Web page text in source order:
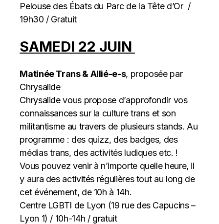
Pelouse des Ébats du Parc de la Tête d’Or /
19h30 / Gratuit
SAMEDI 22 JUIN
Matinée Trans & Allié-e-s, proposée par
Chrysalide
Chrysalide vous propose d’approfondir vos
connaissances sur la culture trans et son
militantisme au travers de plusieurs stands. Au
programme : des quizz, des badges, des
médias trans, des activités ludiques etc. !
Vous pouvez venir à n’importe quelle heure, il
y aura des activités régulières tout au long de
cet événement, de 10h à 14h.
Centre LGBTI de Lyon (19 rue des Capucins –
Lyon 1) / 10h-14h / gratuit